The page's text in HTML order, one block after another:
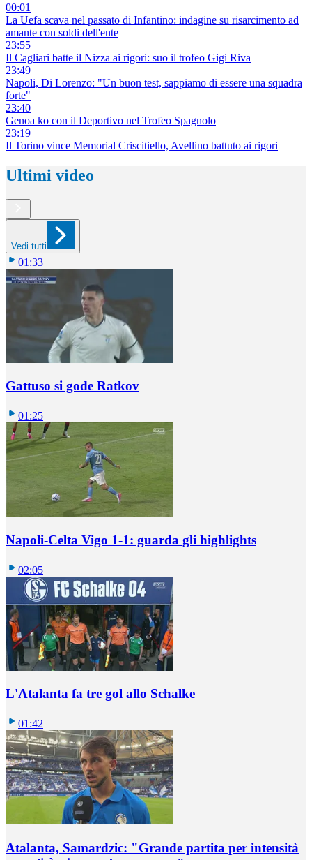
00:01
La Uefa scava nel passato di Infantino: indagine su risarcimento ad
amante con soldi dell'ente
23:55
Il Cagliari batte il Nizza ai rigori: suo il trofeo Gigi Riva
23:49
Napoli, Di Lorenzo: "Un buon test, sappiamo di essere una squadra
forte"
23:40
Genoa ko con il Deportivo nel Trofeo Spagnolo
23:19
Il Torino vince Memorial Criscitiello, Avellino battuto ai rigori
Ultimi video
Vedi tutti
01:33
Gattuso si gode Ratkov
01:25
Napoli-Celta Vigo 1-1: guarda gli highlights
02:05
L'Atalanta fa tre gol allo Schalke
01:42
Atalanta, Samardzic: "Grande partita per intensità